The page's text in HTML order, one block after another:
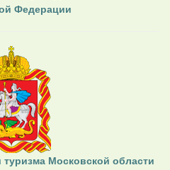
Федерации
Московской области